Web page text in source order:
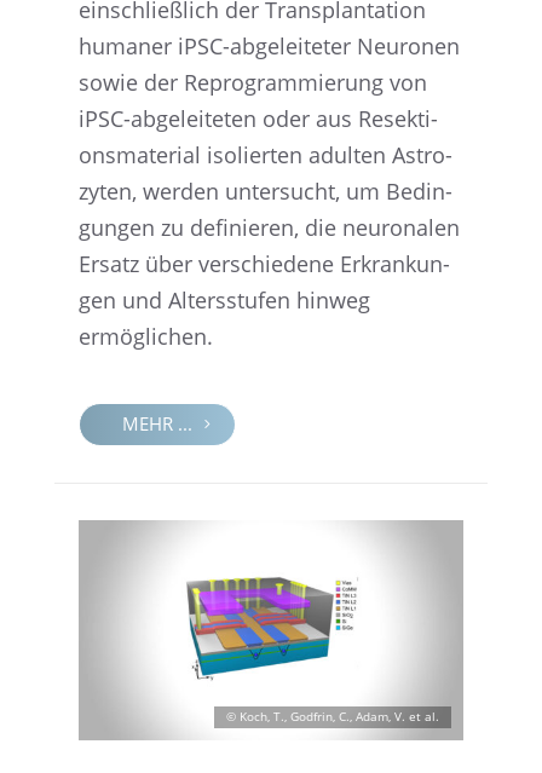
einschließ­lich der Trans­plan­ta­tion
humaner iPSC-abgelei­te­ter Neuro­nen
sowie der Repro­gram­mie­rung von
iPSC-abgelei­te­ten oder aus Resek­ti­
ons­ma­te­rial isolier­ten adulten Astro­
zy­ten, werden unter­sucht, um Bedin­
gun­gen zu definie­ren, die neuro­na­len
Ersatz über verschie­dene Erkran­kun­
gen und Alters­stu­fen hinweg
ermöglichen.
MEHR ...
© Koch, T., Godfrin, C., Adam, V. et al.